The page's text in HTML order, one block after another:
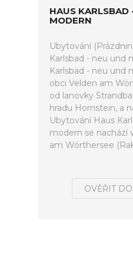
HAUS KARLSBAD
MODERN
Ubytování
Karlsbad - neu und
Karlsbad - neu und
obci Velden am
od lanovky
hradu Hornstein, a
Ubytování Haus
modern se nachází
am Wörthersee
OVĚŘIT